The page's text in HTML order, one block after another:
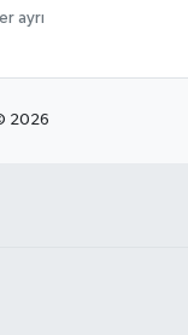
ayrı
2026